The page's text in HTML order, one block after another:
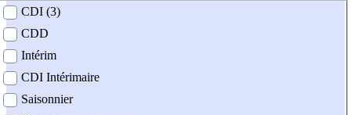
contrat
CDI (3)
CDD
Intérim
CDI Intérimaire
Saisonnier